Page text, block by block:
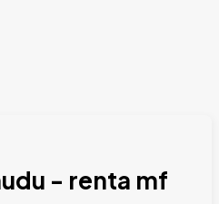
- renta mf